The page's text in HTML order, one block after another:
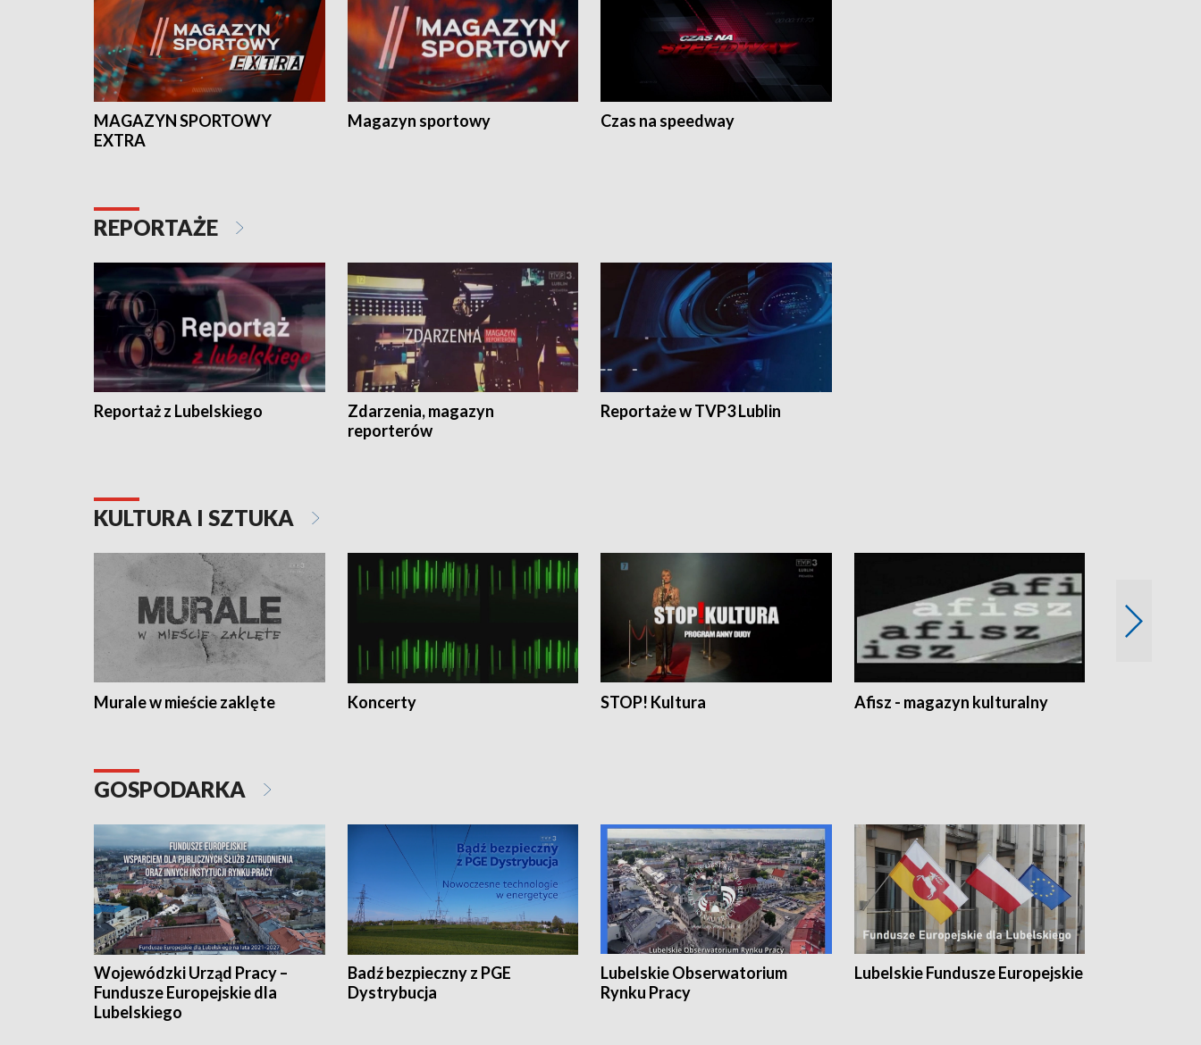
MAGAZYN SPORTOWY
EXTRA
Magazyn sportowy Czas na speedway
REPORTAŻE
Reportaż z Lubelskiego
Zdarzenia, magazyn
reporterów
Reportaże w TVP3 Lublin
KULTURA I SZTUKA
Murale w mieście zaklęte Koncerty STOP! Kultura Afisz - magazyn kulturalny
GOSPODARKA
Wojewódzki Urząd Pracy –
Fundusze Europejskie dla
Lubelskiego
Badź bezpieczny z PGE
Dystrybucja
Lubelskie Obserwatorium
Rynku Pracy
Lubelskie Fundusze Europejskie